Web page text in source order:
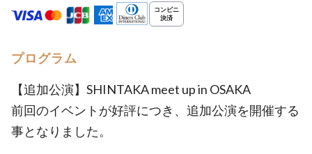
プログラム
【追加公演】SHINTAKA meet up in OSAKA
前回のイベントが好評につき、追加公演を開催する
事となりました。